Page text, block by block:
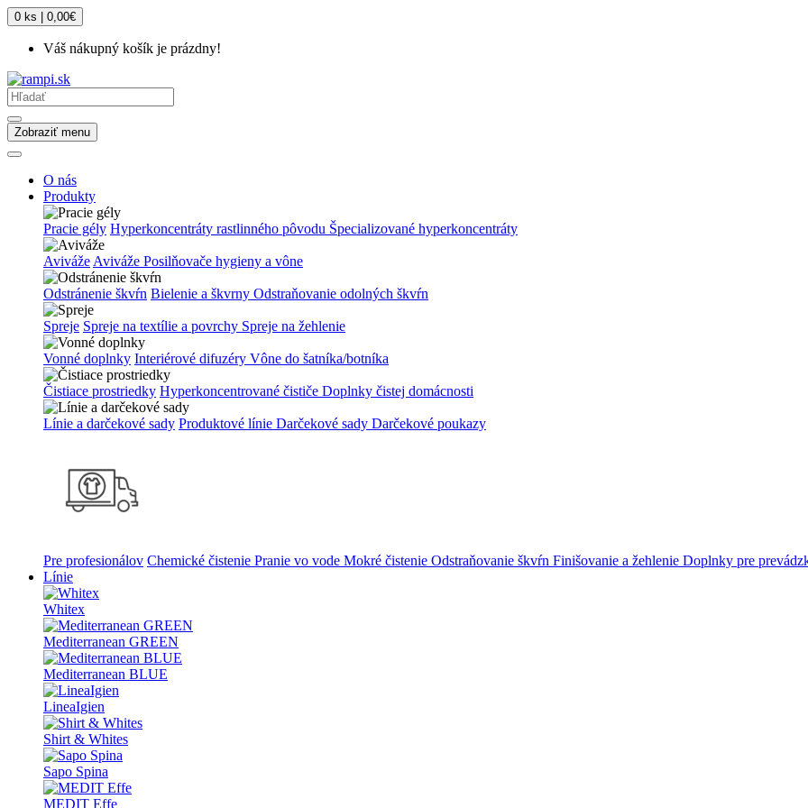
0 ks | 0,00€
Váš nákupný košík je prázdny!
Zobraziť menu
O nás
Produkty
Pracie gély Hyperkoncentráty rastlinného pôvodu Špecializované hyperkoncentráty
Aviváže Aviváže Posilňovače hygieny a vône
Odstránenie škvŕn Bielenie a škvrny Odstraňovanie odolných škvŕn
Spreje Spreje na textílie a povrchy Spreje na žehlenie
Vonné doplnky Interiérové difuzéry Vône do šatníka/botníka
Čistiace prostriedky Hyperkoncentrované čističe Doplnky čistej domácnosti
Línie a darčekové sady Produktové línie Darčekové sady Darčekové poukazy
Pre profesionálov Chemické čistenie Pranie vo vode Mokré čistenie Odstraňovanie škvŕn Finišovanie a žehlenie Doplnky pre
Línie
Whitex
Mediterranean GREEN
Mediterranean BLUE
LineaIgien
Shirt & Whites
Sapo Spina
MEDIT Effe